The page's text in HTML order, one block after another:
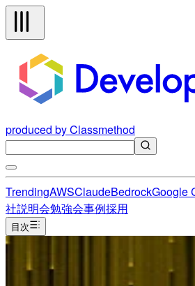
produced by Classmethod
TrendingAWSClaudeBedrockGoogle
社説明会勉強会事例採用
目次